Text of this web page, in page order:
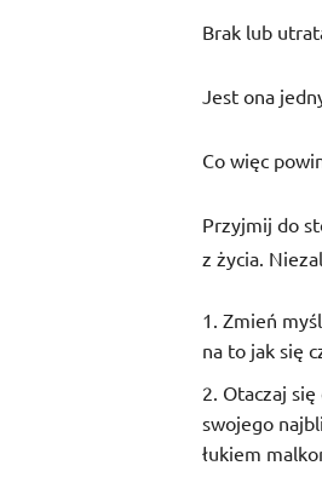
Brak lub
Jest ona
Co więc
Przyjmij do
z życia.
Zmień
na to jak się
Otaczaj
swojego
łukiem